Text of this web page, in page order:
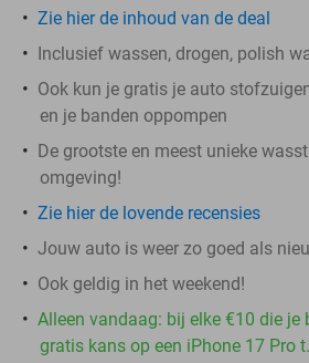
Zie hierde inhoud van de deal
Inclusief wassen, drogen, polish
Ook kun je gratis je auto
en je banden oppompen
De grootste en meest unieke
omgeving!
Zie hier de lovende recensies
Jouw auto is weer zo goed als
Ook geldig in het weekend!
Alleen vandaag: bij elke €10 die je
gratis kans op een iPhone 17 Pro